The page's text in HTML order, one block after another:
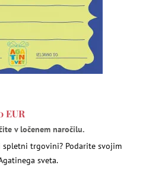
EUR
v ločenem naročilu.
spletni trgovini? Podarite svojim
sveta.